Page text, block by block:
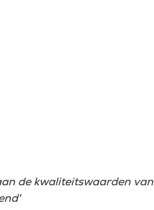
de kwaliteitswaarden van